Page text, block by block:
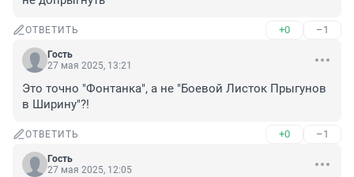
ОТВЕТИТЬ +0 –1
Гость
27 мая 2025, 13:21
Это точно "Фонтанка", а не "Боевой Листок Прыгунов
в Ширину"?!
ОТВЕТИТЬ +0 –1
Гость
27 мая 2025, 12:05